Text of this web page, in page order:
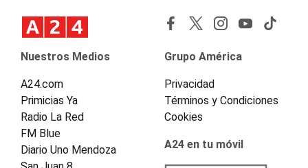
Nuestros Medios
A24.com
Primicias Ya
Radio La Red
FM Blue
Diario Uno Mendoza
Grupo América
Privacidad
Términos y Condiciones
Cookies
A24 en tu móvil